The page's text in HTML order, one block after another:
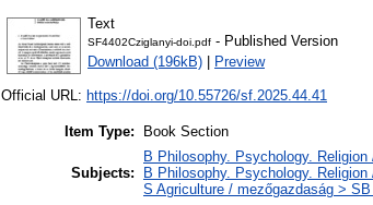
Text
SF4402Cziglanyi-doi.pdf - Published Version
Download (196kB)
Preview
Official URL: https://doi.org/10.55726/sf.2025.44.41
Item Type: Book Section
Subjects:
B Philosophy. Psychology.
B Philosophy. Psychology.
S Agriculture / mezőgazdaság >